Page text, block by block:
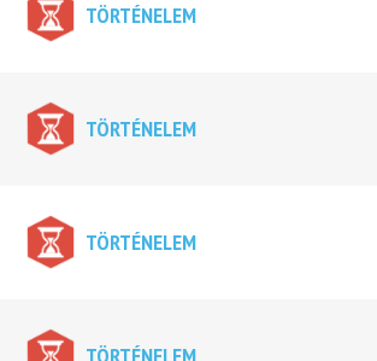
TÖRTÉNELEM
TÖRTÉNELEM
TÖRTÉNELEM